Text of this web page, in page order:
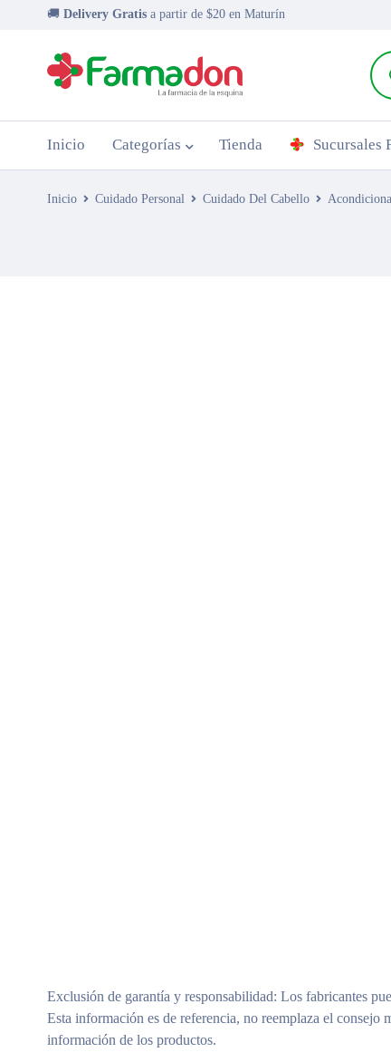
🚚 Delivery Gratis a partir de $20 en Maturín
Inicio Categorías Tienda Sucursales
Inicio Cuidado Personal Cuidado Del Cabello
Exclusión de garantía y responsabilidad: Los fabricantes
Esta información es de referencia, no reemplaza el consejo
información de los productos.